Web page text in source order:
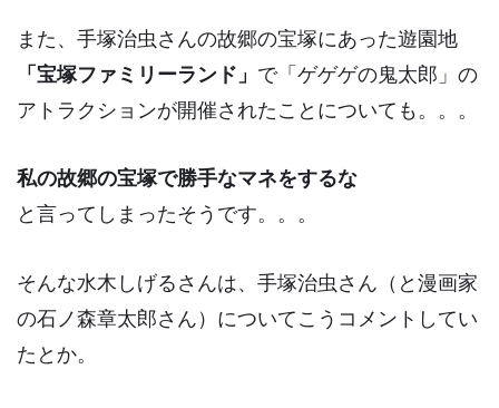
また、手塚治虫さんの故郷の宝塚にあった遊園地
「宝塚ファミリーランド」 で「ゲゲゲの鬼太郎」の
アトラクションが開催されたことについても。。。
私の故郷の宝塚で勝手なマネをするな
と言ってしまったそうです。。。
そんな水木しげるさんは、手塚治虫さん（と漫画家
の石ノ森章太郎さん）についてこうコメントしてい
たとか。